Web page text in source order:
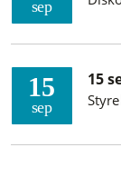
sep
15
sep
15